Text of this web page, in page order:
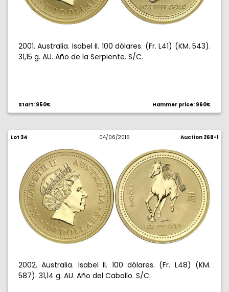
2001. Australia. Isabel II. 100 dólares. (Fr. L41) (KM. 543).
31,15 g. AU. Año de la Serpiente. S/C.
Start: 950€ Hammer price: 960€
Lot 34 04/06/2015 Auction 268-1
2002. Australia. Isabel II. 100 dólares. (Fr. L48) (KM.
587). 31,14 g. AU. Año del Caballo. S/C.